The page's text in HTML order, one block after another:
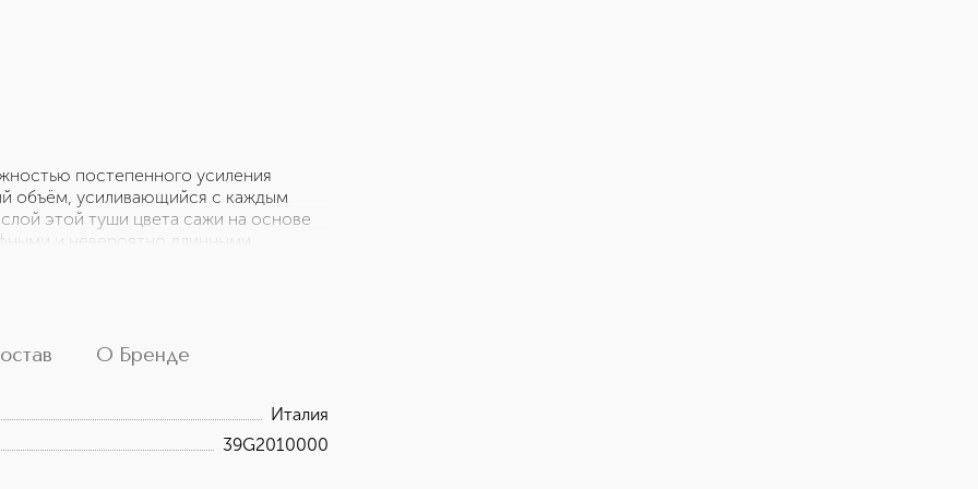
постепенного усиления
объём, усиливающийся с каждым
этой туши цвета сажи на основе
и невероятно длинными.
создать самые чувственные чёрные
и нижнюю ресничку, ни одну
потрясающая... она даже лучше
О Бренде
Италия
39G2010000